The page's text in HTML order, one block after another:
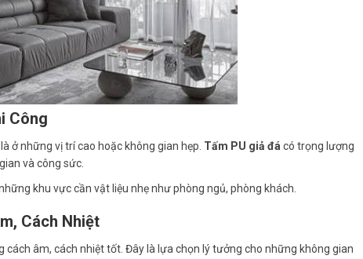
Công
ở những vị trí cao hoặc không gian hẹp. Tấm PU giả đá có trọng lượng
và công sức.
khu vực cần vật liệu nhẹ như phòng ngủ, phòng khách.
Cách Nhiệt
cách âm, cách nhiệt tốt. Đây là lựa chọn lý tưởng cho những không gian